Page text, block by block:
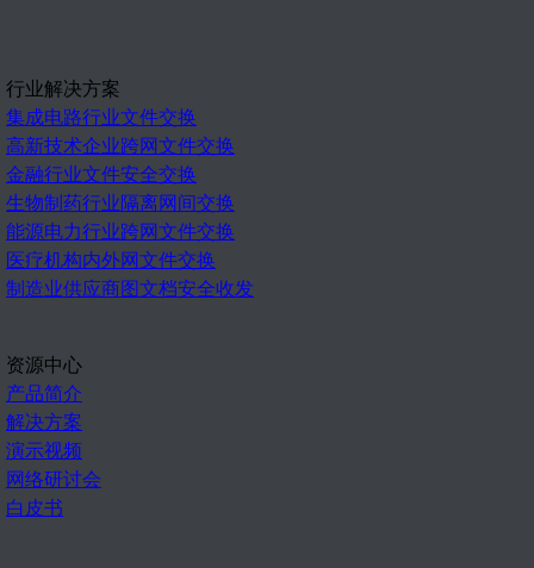
行业解决方案
集成电路行业文件交换
高新技术企业跨网文件交换
金融行业文件安全交换
生物制药行业隔离网间交换
能源电力行业跨网文件交换
医疗机构内外网文件交换
制造业供应商图文档安全收发
资源中心
产品简介
解决方案
演示视频
网络研讨会
白皮书